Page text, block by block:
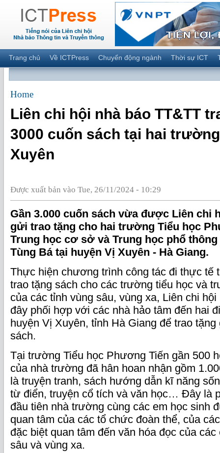
Trang chủ Về ICTPress Chuyển động ngành Thời sự ICT
Home
Liên chi hội nhà báo TT&TT
3000 cuốn sách tại hai
Xuyên
Được xuất bản vào Tue, 26/11/2024 - 10:29
Gần 3.000 cuốn sách vừa được Liên chi
gửi trao tặng cho hai trường Tiểu học
Trung học cơ sở và Trung học phổ thông
Tùng Bá tại huyện Vị Xuyên - Hà Giang.
Thực hiện chương trình công tác đi thực tế
trao tặng sách cho các trường tiểu học và
của các tỉnh vùng sâu, vùng xa, Liên chi
đây phối hợp với các nhà hảo tâm đến hai
huyện Vị Xuyên, tỉnh Hà Giang để trao tặng
sách.
Tại trường Tiểu học Phương Tiến gần 500
của nhà trường đã hân hoan nhận gồm
là truyện tranh, sách hướng dẫn kĩ năng
từ điển, truyện cổ tích và văn học… Đây là
đầu tiên nhà trường cùng các em học sinh
quan tâm của các tổ chức đoàn thể, của
đặc biệt quan tâm đến văn hóa đọc của
sâu và vùng xa.